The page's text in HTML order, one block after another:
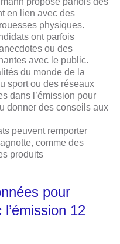
en lien avec des
physiques.
ont parfois
ou des
avec le public.
du monde de la
sport ou des réseaux
dans l’émission pour
donner des conseils aux
peuvent remporter
comme des
produits
pour
12